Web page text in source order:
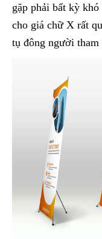
gặp phải bất kỳ
cho giá chữ X rất
tụ đông người tham